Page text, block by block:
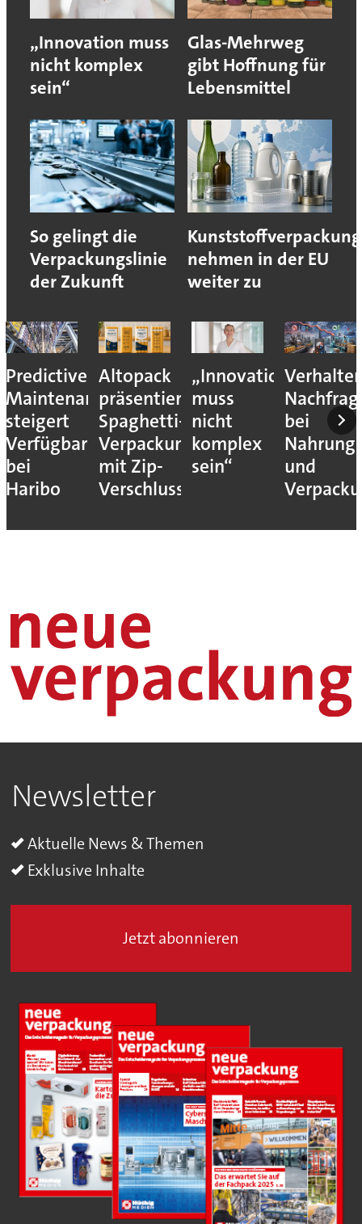
„Innovation muss
nicht komplex
sein“
Glas-Mehrweg
gibt Hoffnung für
Lebensmittel
So gelingt die
Verpackungslinie
der Zukunft
nehmen in der EU
weiter zu
Predictive
Maintenance
steigert
Verfügbarkeit
bei
Haribo
Altopack
präsentiert
Spaghetti-
Verpackung
mit Zip-
Verschluss
„Innovation
muss
nicht
komplex
sein“
bei
und
Newsletter
Aktuelle News & Themen
Exklusive Inhalte
Jetzt abonnieren